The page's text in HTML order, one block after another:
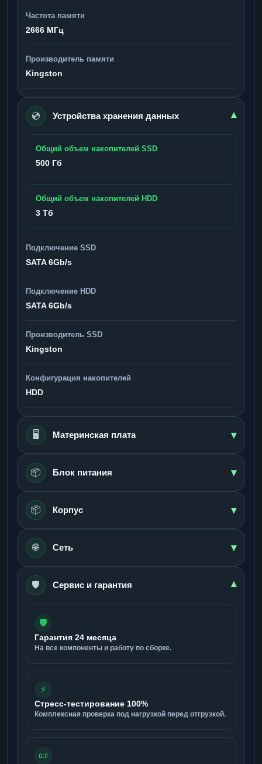
Частота памяти
2666 МГц
Производитель памяти
Kingston
💿 Устройства хранения данных ▾
Общий объем накопителей SSD
500 Гб
Общий объем накопителей HDD
3 Тб
Подключение SSD
SATA 6Gb/s
Подключение HDD
SATA 6Gb/s
Производитель SSD
Kingston
Конфигурация накопителей
HDD
🖥️ Материнская плата ▾
📦 Блок питания ▾
📦 Корпус ▾
🌐 Сеть ▾
🛡️ Сервис и гарантия ▾
🛡️
Гарантия 24 месяца
На все компоненты и работу по сборке.
⚡
Стресс-тестирование 100%
Комплексная проверка под нагрузкой перед отгрузкой.
📜